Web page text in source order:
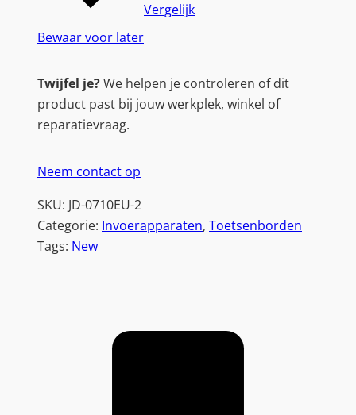
Bewaar voor later
Vergelijk
Twijfel je?We helpen je controleren of dit
product past bij jouw werkplek, winkel of
reparatievraag.
Neem contact op
SKU: JD-0710EU-2
Categorie: Invoerapparaten, Toetsenborden
Tags: New